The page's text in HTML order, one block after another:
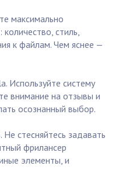
максимально
стиль,
к файлам. Чем яснее —
Используйте систему
внимание на отзывы и
осознанный выбор.
стесняйтесь задавать
фрилансер
элементы, и